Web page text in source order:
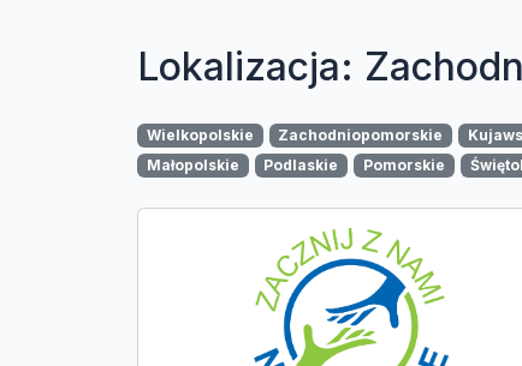
Lokalizacja:
Wielkopolskie Zachodniopomorskie
Małopolskie
Podlaskie Pomorskie